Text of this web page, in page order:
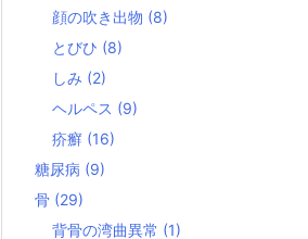
顔の吹き出物 (8)
とびひ (8)
しみ (2)
ヘルペス (9)
疥癬 (16)
糖尿病 (9)
骨 (29)
背骨の湾曲異常 (1)